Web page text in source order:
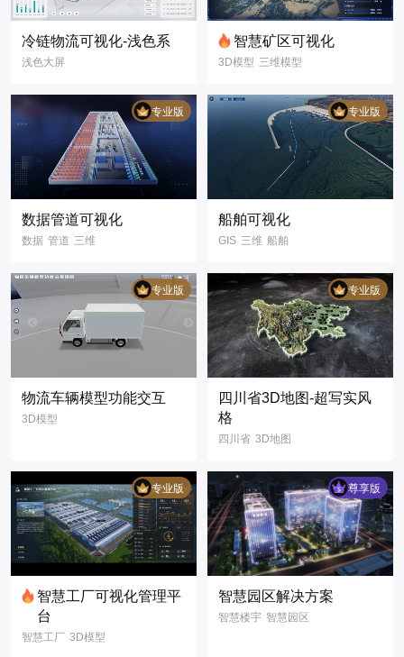
冷链物流可视化-浅色系
浅色大屏
冷链物流
3D可视化
数据大屏
智慧矿区可视化
3D模型 三维模型
数字孪生
可视化大屏
煤矿矿场
煤场作业
专业版
数据管道可视化
数据 管道 三维
专业版
船舶可视化
GIS 三维 船舶
数据可视化
智慧港口 数字航运
专业版
物流车辆模型功能交互
3D模型
3D可视化
数字孪生 用户需求
调研 数据可视化
车
货车
专业版
四川省3D地图-超写实风
格
四川省 3D地图
专业版
智慧工厂可视化管理平
台
智慧工厂 3D模型
尊享版
智慧园区解决方案
智慧楼宇 智慧园区